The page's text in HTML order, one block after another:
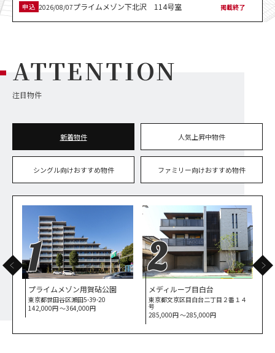
申込 2026/08/07市谷台町レジデンス301号室
掲載終了
申込 2026/08/07エクラシエ ウエスト102号室
掲載終了
申込
プライムメゾン下北沢 319号室
申込 2026/08/04
プライムメゾン白金高輪316号室
掲載終了
2026/08/07グランメゾン市谷台町203号室
ATTENTION
注目物件
新着物件 人気上昇中物件
シングル向けおすすめ物件 ファミリー向けおすすめ物件
1
プライムメゾン用賀砧公園
東京都世田谷区瀬田5-39-20
142,000円 〜364,000円
2
メディルーブ目白台
東京都文京区目白台二丁目２番１４
号
285,000円 〜285,000円